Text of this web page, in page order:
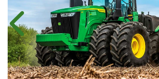
Anterior